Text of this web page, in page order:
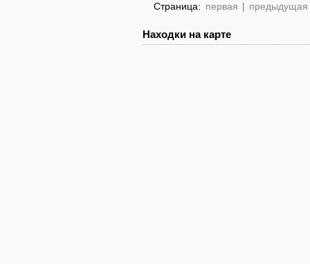
Страница: первая | предыдущая
Находки на карте